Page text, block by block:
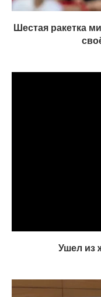
Шестая ракетка
Ушел из